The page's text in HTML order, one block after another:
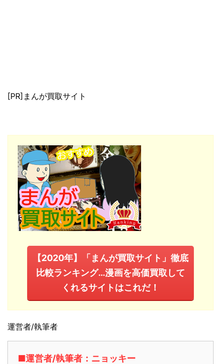
[PR]まんが買取サイト
【2020年】「まんが買取サイト」徹底
比較ランキング…漫画を高価買取して
くれるサイトはこれだ！
運営者/執筆者
■運営者/執筆者：ニョッキー